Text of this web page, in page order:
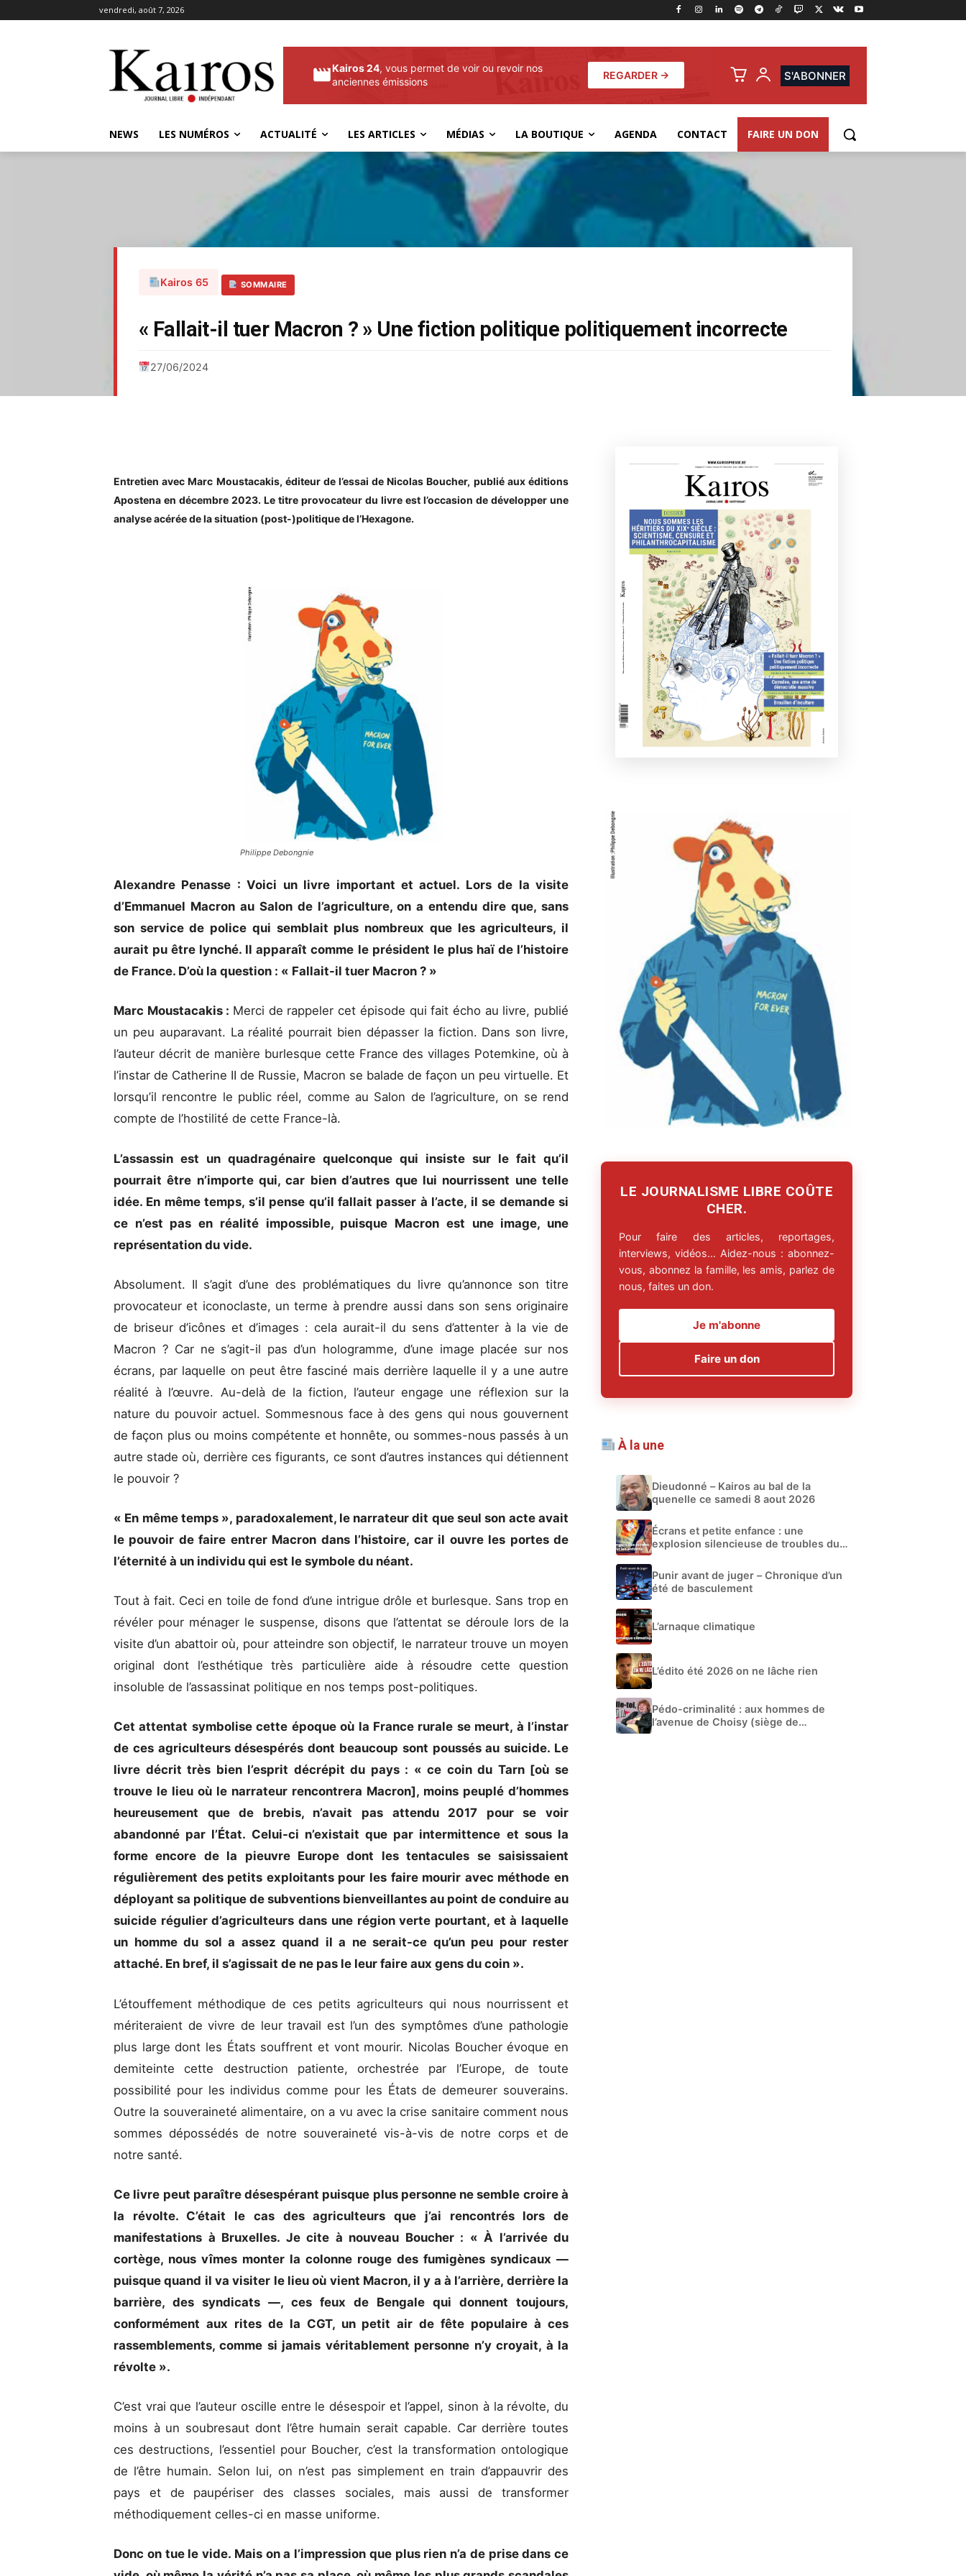
vendredi, août 7, 2026
Kairos 24, vous permet de voir ou revoir nos
anciennes émissions
REGARDER → S'ABONNER
NEWS LES NUMÉROS ACTUALITÉ LES ARTICLES MÉDIAS LA BOUTIQUE AGENDA CONTACT FAIRE UN DON
Kairos 65 SOMMAIRE
« Fallait-il tuer Macron ? » Une fiction politique politiquement incorrecte
27/06/2024
Entretien avec Marc Moustacakis, éditeur de l’essai de Nicolas Boucher, publié aux éditions
Apostena en décembre 2023. Le titre provocateur du livre est l’occasion de développer une
analyse acérée de la situation (post-)politique de l’Hexagone.
Philippe Debongnie
Alexandre Penasse : Voici un livre important et actuel. Lors de la visite
d’Emmanuel Macron au Salon de l’agriculture, on a entendu dire que, sans
son service de police qui semblait plus nombreux que les agriculteurs, il
aurait pu être lynché. Il apparaît comme le président le plus haï de l’histoire
de France. D’où la question : « Fallait-il tuer Macron ? »
Marc Moustacakis : Merci de rappeler cet épisode qui fait écho au livre, publié
un peu auparavant. La réalité pourrait bien dépasser la fiction. Dans son livre,
l’auteur décrit de manière burlesque cette France des villages Potemkine, où à
l’instar de Catherine II de Russie, Macron se balade de façon un peu virtuelle. Et
lorsqu’il rencontre le public réel, comme au Salon de l’agriculture, on se rend
compte de l’hostilité de cette France-là.
L’assassin est un quadragénaire quelconque qui insiste sur le fait qu’il
pourrait être n’importe qui, car bien d’autres que lui nourrissent une telle
idée. En même temps, s’il pense qu’il fallait passer à l’acte, il se demande si
ce n’est pas en réalité impossible, puisque Macron est une image, une
représentation du vide.
Absolument. Il s’agit d’une des problématiques du livre qu’annonce son titre
provocateur et iconoclaste, un terme à prendre aussi dans son sens originaire
de briseur d’icônes et d’images : cela aurait-il du sens d’attenter à la vie de
Macron ? Car ne s’agit-il pas d’un hologramme, d’une image placée sur nos
écrans, par laquelle on peut être fasciné mais derrière laquelle il y a une autre
réalité à l’œuvre. Au-delà de la fiction, l’auteur engage une réflexion sur la
nature du pouvoir actuel. Sommesnous face à des gens qui nous gouvernent
de façon plus ou moins compétente et honnête, ou sommes-nous passés à un
autre stade où, derrière ces figurants, ce sont d’autres instances qui détiennent
le pouvoir ?
« En même temps », paradoxalement, le narrateur dit que seul son acte avait
le pouvoir de faire entrer Macron dans l’histoire, car il ouvre les portes de
l’éternité à un individu qui est le symbole du néant.
Tout à fait. Ceci en toile de fond d’une intrigue drôle et burlesque. Sans trop en
révéler pour ménager le suspense, disons que l’attentat se déroule lors de la
visite d’un abattoir où, pour atteindre son objectif, le narrateur trouve un moyen
original dont l’esthétique très particulière aide à résoudre cette question
insoluble de l’assassinat politique en nos temps post-politiques.
Cet attentat symbolise cette époque où la France rurale se meurt, à l’instar
de ces agriculteurs désespérés dont beaucoup sont poussés au suicide. Le
livre décrit très bien l’esprit décrépit du pays : « ce coin du Tarn [où se
trouve le lieu où le narrateur rencontrera Macron], moins peuplé d’hommes
heureusement que de brebis, n’avait pas attendu 2017 pour se voir
abandonné par l’État. Celui-ci n’existait que par intermittence et sous la
forme encore de la pieuvre Europe dont les tentacules se saisissaient
régulièrement des petits exploitants pour les faire mourir avec méthode en
déployant sa politique de subventions bienveillantes au point de conduire au
suicide régulier d’agriculteurs dans une région verte pourtant, et à laquelle
un homme du sol a assez quand il a ne serait-ce qu’un peu pour rester
attaché. En bref, il s’agissait de ne pas le leur faire aux gens du coin ».
L’étouffement méthodique de ces petits agriculteurs qui nous nourrissent et
mériteraient de vivre de leur travail est l’un des symptômes d’une pathologie
plus large dont les États souffrent et vont mourir. Nicolas Boucher évoque en
demiteinte cette destruction patiente, orchestrée par l’Europe, de toute
possibilité pour les individus comme pour les États de demeurer souverains.
Outre la souveraineté alimentaire, on a vu avec la crise sanitaire comment nous
sommes dépossédés de notre souveraineté vis-à-vis de notre corps et de
notre santé.
Ce livre peut paraître désespérant puisque plus personne ne semble croire à
la révolte. C’était le cas des agriculteurs que j’ai rencontrés lors de
manifestations à Bruxelles. Je cite à nouveau Boucher : « À l’arrivée du
cortège, nous vîmes monter la colonne rouge des fumigènes syndicaux —
puisque quand il va visiter le lieu où vient Macron, il y a à l’arrière, derrière la
barrière, des syndicats —, ces feux de Bengale qui donnent toujours,
conformément aux rites de la CGT, un petit air de fête populaire à ces
rassemblements, comme si jamais véritablement personne n’y croyait, à la
révolte ».
C’est vrai que l’auteur oscille entre le désespoir et l’appel, sinon à la révolte, du
moins à un soubresaut dont l’être humain serait capable. Car derrière toutes
ces destructions, l’essentiel pour Boucher, c’est la transformation ontologique
de l’être humain. Selon lui, on n’est pas simplement en train d’appauvrir des
pays et de paupériser des classes sociales, mais aussi de transformer
méthodiquement celles-ci en masse uniforme.
Donc on tue le vide. Mais on a l’impression que plus rien n’a de prise dans ce
LE JOURNALISME LIBRE COÛTE
CHER.
Pour faire des articles, reportages,
interviews, vidéos… Aidez-nous : abonnez-
vous, abonnez la famille, les amis, parlez de
nous, faites un don.
Je m'abonne
Faire un don
À la une
Dieudonné – Kairos au bal de la
quenelle ce samedi 8 aout 2026
Écrans et petite enfance : une
explosion silencieuse de troubles du
Punir avant de juger – Chronique d’un
été de basculement
L’arnaque climatique
L’édito été 2026 on ne lâche rien
Pédo-criminalité : aux hommes de
l’avenue de Choisy (siège de